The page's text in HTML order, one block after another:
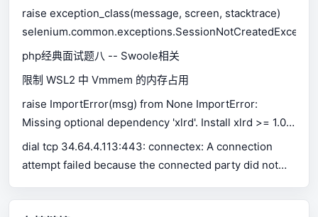
available.
raise exception_class(message, screen, stacktrace)
php经典面试题八 -- Swoole相关
限制 WSL2 中 Vmmem 的内存占用
raise ImportError(msg) from None ImportError:
Missing optional dependency 'xlrd'. Install xlrd >= 1.0.0
for Excel support Use pip or conda to install xlrd.
dial tcp 34.64.4.113:443: connectex: A connection
attempt failed because the connected party did not
connection failed because connected host has failed